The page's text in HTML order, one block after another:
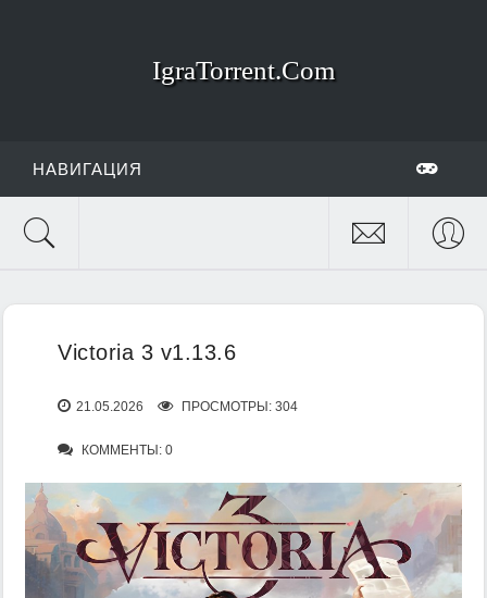
IgraTorrent.Com
НАВИГАЦИЯ
Victoria 3 v1.13.6
21.05.2026 ПРОСМОТРЫ: 304
КОММЕНТЫ: 0